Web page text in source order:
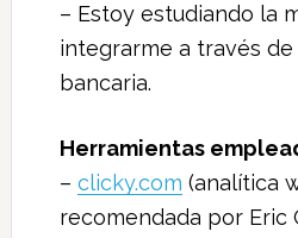
– Estoy estudiando la
integrarme a través
bancaria.
Herramientas
– clicky.com (analítica
recomendada por Eric